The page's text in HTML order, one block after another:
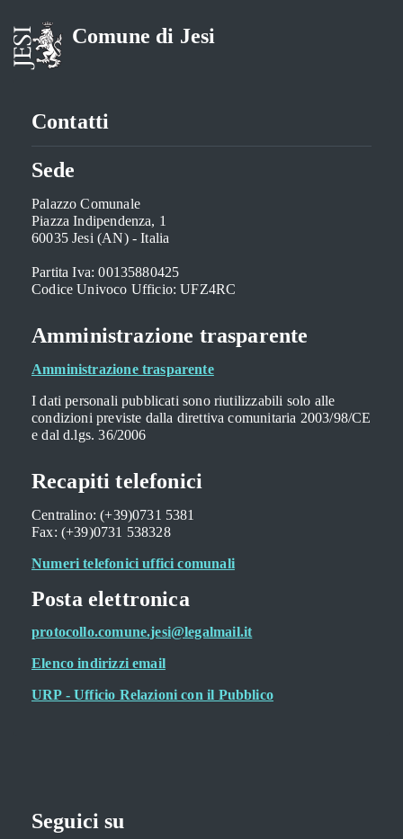
Comune di Jesi
Contatti
Sede
Palazzo Comunale
Piazza Indipendenza, 1
60035 Jesi (AN) - Italia
Partita Iva: 00135880425
Codice Univoco Ufficio: UFZ4RC
Amministrazione trasparente
Amministrazione trasparente
I dati personali pubblicati sono riutilizzabili solo alle
condizioni previste dalla direttiva comunitaria 2003/98/CE
e dal d.lgs. 36/2006
Recapiti telefonici
Centralino: (+39)0731 5381
Fax: (+39)0731 538328
Numeri telefonici uffici comunali
Posta elettronica
protocollo.comune.jesi@legalmail.it
Elenco indirizzi email
URP - Ufficio Relazioni con il Pubblico
Seguici su